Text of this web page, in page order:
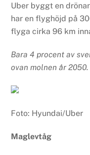
Uber byggt en
har en flyghöjd på
flyga cirka 96 km
Bara 4 procent av
ovan molnen år 2050.
Foto: Hyundai/Uber
Maglevtåg